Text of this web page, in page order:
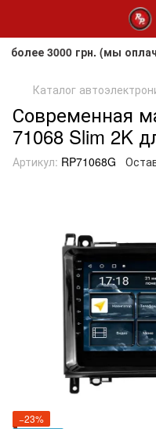
грн. (мы
Каталог
Современная
71068 Slim 2K
Артикул: RP71068G
−23%